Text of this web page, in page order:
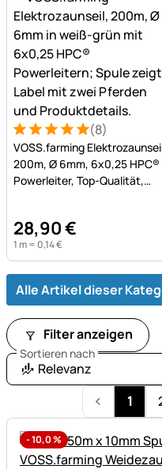
Bewertung: 5 von 5 (8
8 Bewertungen
(8)
VOSS.farming
200m, Ø 6mm, 6x0,25 HPC®
Powerleiter, Top-Qualität,
28,90€
1 m = 0,14€
Alle Artikel dieser
Filter anzeigen
Sortieren nach
Relevanz
1
-10,0%